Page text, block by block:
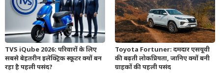
TVS iQube 2026: परिवारों के लिए
सबसे बेहतरीन इलेक्ट्रिक स्कूटर क्यों बन
रहा है पहली पसंद?
Toyota Fortuner: दमदार एसयूवी
की बढ़ती लोकप्रियता, जानिए क्यों बनी
ग्राहकों की पहली पसंद